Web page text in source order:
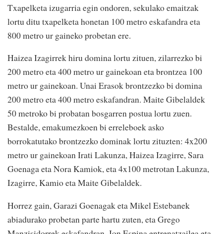
Txapelketa izugarria egin ondoren, sekulako emaitzak
lortu ditu txapelketa honetan 100 metro eskafandra eta
800 metro ur gaineko probetan ere.
Haizea Izagirrek hiru domina lortu zituen, zilarrezko bi
200 metro eta 400 metro ur gainekoan eta brontzea 100
metro ur gainekoan. Unai Erasok brontzezko bi domina
200 metro eta 400 metro eskafandran. Maite Gibelaldek
50 metroko bi probatan bosgarren postua lortu zuen.
Bestalde, emakumezkoen bi erreleboek asko
borrokatutako brontzezko dominak lortu zituzten: 4x200
metro ur gainekoan Irati Lakunza, Haizea Izagirre, Sara
Goenaga eta Nora Kamiok, eta 4x100 metrotan Lakunza,
Izagirre, Kamio eta Maite Gibelaldek.
Horrez gain, Garazi Goenagak eta Mikel Estebanek
abiadurako probetan parte hartu zuten, eta Grego